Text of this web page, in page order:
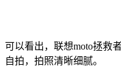
可以看出，联想moto拯救
自拍，拍照清晰细腻。